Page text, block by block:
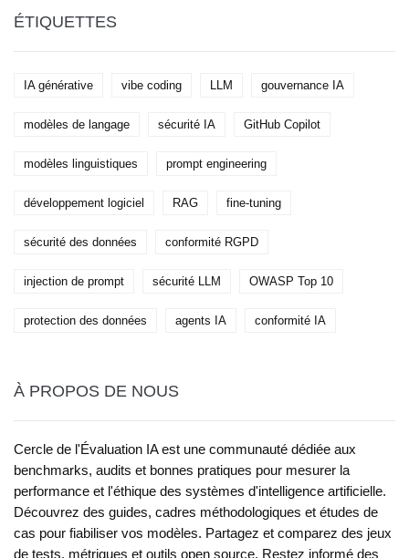
ÉTIQUETTES
IA générative vibe coding LLM gouvernance IA
modèles de langage sécurité IA GitHub Copilot
modèles linguistiques prompt engineering
développement logiciel RAG fine-tuning
sécurité des données conformité RGPD
injection de prompt sécurité LLM OWASP Top 10
protection des données agents IA conformité IA
À PROPOS DE NOUS
Cercle de l'Évaluation IA est une communauté dédiée aux
benchmarks, audits et bonnes pratiques pour mesurer la
performance et l'éthique des systèmes d'intelligence artificielle.
Découvrez des guides, cadres méthodologiques et études de
cas pour fiabiliser vos modèles. Partagez et comparez des jeux
de tests, métriques et outils open source. Restez informé des